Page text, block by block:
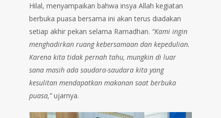
Hilal, menyampaikan bahwa insya Allah kegiatan
berbuka puasa bersama ini akan terus diadakan
setiap akhir pekan selama Ramadhan. “Kami ingin
menghadirkan ruang kebersamaan dan kepedulian.
Karena kita tidak pernah tahu, mungkin di luar
sana masih ada saudara-saudara kita yang
kesulitan mendapatkan makanan saat berbuka
puasa,”ujarnya.